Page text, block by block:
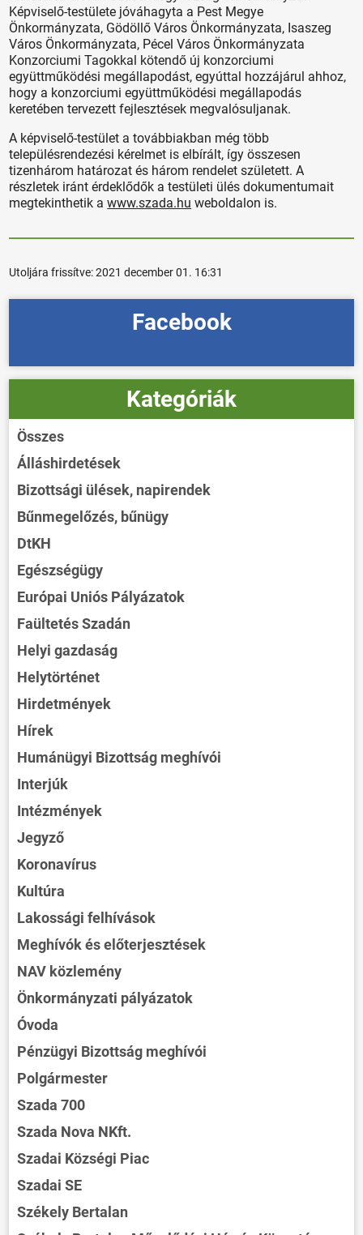
Képviselő-testülete jóváhagyta a Pest Megye
Önkormányzata, Gödöllő Város Önkormányzata, Isaszeg
Város Önkormányzata, Pécel Város Önkormányzata
Konzorciumi Tagokkal kötendő új konzorciumi
együttműködési megállapodást, egyúttal hozzájárul ahhoz,
hogy a konzorciumi együttműködési megállapodás
keretében tervezett fejlesztések megvalósuljanak.
A képviselő-testület a továbbiakban még több
településrendezési kérelmet is elbírált, így összesen
tizenhárom határozat és három rendelet született. A
részletek iránt érdeklődők a testületi ülés dokumentumait
megtekinthetik awww.szada.hu weboldalon is.
Utoljára frissítve:2021 december 01. 16:31
Facebook
Kategóriák
Összes
Álláshirdetések
Bizottsági ülések, napirendek
Bűnmegelőzés, bűnügy
DtKH
Egészségügy
Európai Uniós Pályázatok
Faültetés Szadán
Helyi gazdaság
Helytörténet
Hirdetmények
Hírek
Humánügyi Bizottság meghívói
Interjúk
Intézmények
Jegyző
Koronavírus
Kultúra
Lakossági felhívások
Meghívók és előterjesztések
NAV közlemény
Önkormányzati pályázatok
Óvoda
Pénzügyi Bizottság meghívói
Polgármester
Szada 700
Szada Nova NKft.
Szadai Községi Piac
Szadai SE
Székely Bertalan